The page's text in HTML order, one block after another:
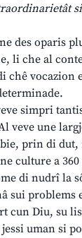
des oparis
li che al
chê vocazion
simpri
veve une
prin di
culture a
di nudrî la
sui problems
cun Diu, su
uman si